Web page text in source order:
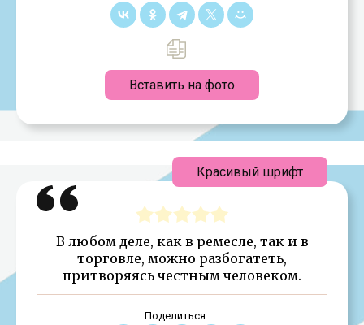
Вставить на фото
В любом деле, как в ремесле, так и в
торговле, можно разбогатеть,
притворяясь честным человеком.
Поделиться:
Красивый шрифт